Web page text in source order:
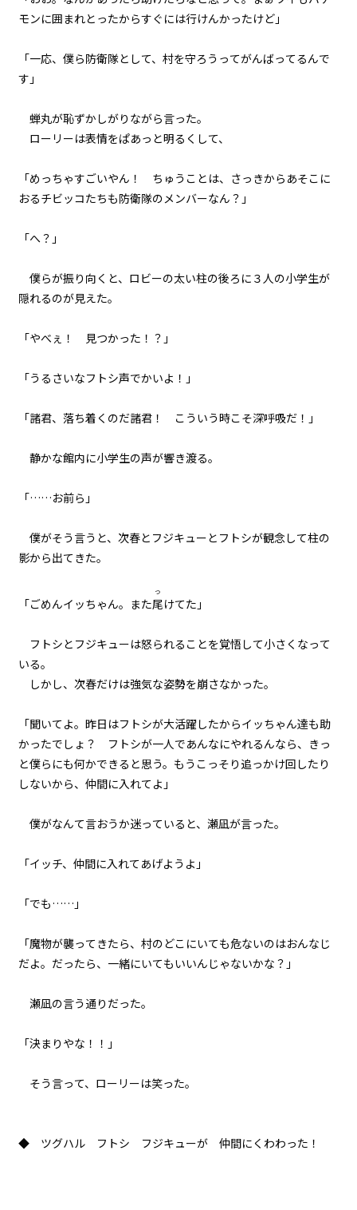
057
059
060
８月２４日：バック・トゥ・ザ・
８月２４日：君の代わりはどこに
もいない
FINAL CHAPTER
063
うろぼろす
決戦前夜
068
BEIN' FRIENDS
069
８月３１日：THE BEGINNING OF
THE END
８月３１日：LAST BATTLE
071
８月３１日：『Monster』
モンに囲まれとったからすぐには行けんかったけど」
「一応、僕ら防衛隊として、村を守ろうってがんばってるんで
す」
蝉丸が恥ずかしがりながら言った。
ローリーは表情をぱあっと明るくして、
「めっちゃすごいやん！ ちゅうことは、さっきからあそこに
おるチビッコたちも防衛隊のメンバーなん？」
「へ？」
僕らが振り向くと、ロビーの太い柱の後ろに３人の小学生が
隠れるのが見えた。
「やべぇ！ 見つかった！？」
「うるさいなフトシ声でかいよ！」
「諸君、落ち着くのだ諸君！ こういう時こそ深呼吸だ！」
静かな館内に小学生の声が響き渡る。
「……お前ら」
僕がそう言うと、次春とフジキューとフトシが観念して柱の
影から出てきた。
「ごめんイッちゃん。また尾
つ
けてた」
フトシとフジキューは怒られることを覚悟して小さくなって
いる。
しかし、次春だけは強気な姿勢を崩さなかった。
「聞いてよ。昨日はフトシが大活躍したからイッちゃん達も助
かったでしょ？ フトシが一人であんなにやれるんなら、きっ
と僕らにも何かできると思う。もうこっそり追っかけ回したり
しないから、仲間に入れてよ」
僕がなんて言おうか迷っていると、瀬凪が言った。
「イッチ、仲間に入れてあげようよ」
「でも……」
「魔物が襲ってきたら、村のどこにいても危ないのはおんなじ
だよ。だったら、一緒にいてもいいんじゃないかな？」
瀬凪の言う通りだった。
「決まりやな！！」
そう言って、ローリーは笑った。
◆ ツグハル フトシ フジキューが 仲間にくわわった！